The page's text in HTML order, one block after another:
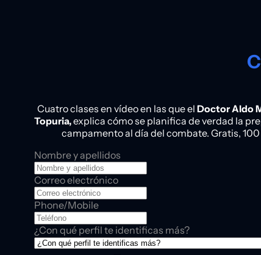
Cuatro clases en vídeo en las que el Doctor Aldo
Topuria,explica cómo se planifica de verdad la
campamento al día del combate. Gratis,
Nombre y apellidos
Correo electrónico
Phone/Mobile
¿Con qué perfil te identificas más?